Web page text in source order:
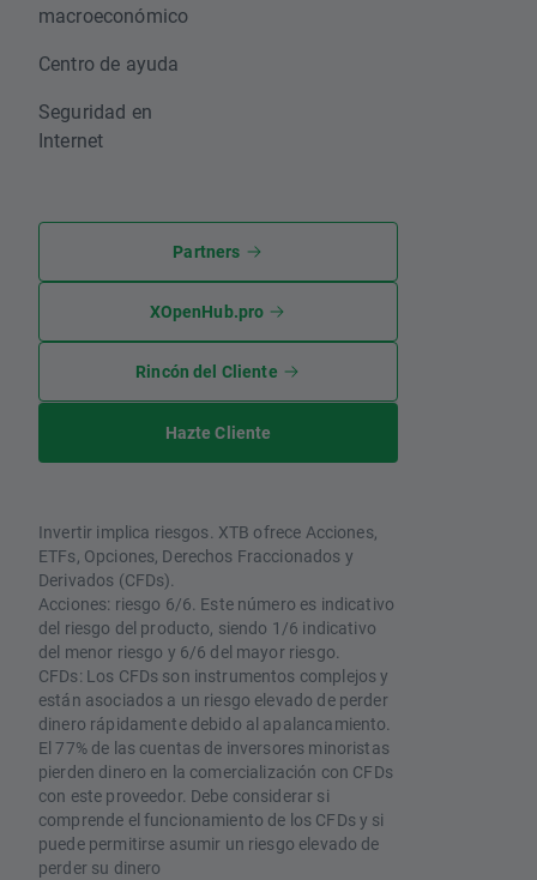
macroeconómico
Centro de ayuda
Seguridad en
Internet
Partners
XOpenHub.pro
Rincón del Cliente
Hazte Cliente
Invertir implica riesgos. XTB ofrece Acciones,
ETFs, Opciones, Derechos Fraccionados y
Derivados (CFDs).
Acciones: riesgo 6/6. Este número es indicativo
del riesgo del producto, siendo 1/6 indicativo
del menor riesgo y 6/6 del mayor riesgo.
CFDs: Los CFDs son instrumentos complejos y
están asociados a un riesgo elevado de perder
dinero rápidamente debido al apalancamiento.
El 77% de las cuentas de inversores minoristas
pierden dinero en la comercialización con CFDs
con este proveedor. Debe considerar si
comprende el funcionamiento de los CFDs y si
puede permitirse asumir un riesgo elevado de
perder su dinero